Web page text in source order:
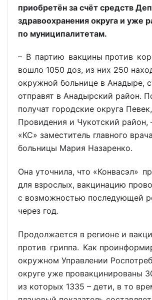
приобретён за счёт средств
здравоохранения округа и уже
по муниципалитетам.
– В партию вакцины против
вошло 1050 доз, из них 250
окружной больнице в Анадыре,
отправят в Анадырский район.
получат городские округа
Провидения и Чукотский район,
«КС» заместитель главного
больницы Мария Назаренко.
Она уточнила, что «Конвасэл»
для взрослых, вакцинацию
с возможностью последующей
через год.
Продолжается в регионе и
против гриппа. Как
окружном Управлении
округе уже провакцинированы
из которых 1335 – дети, в то